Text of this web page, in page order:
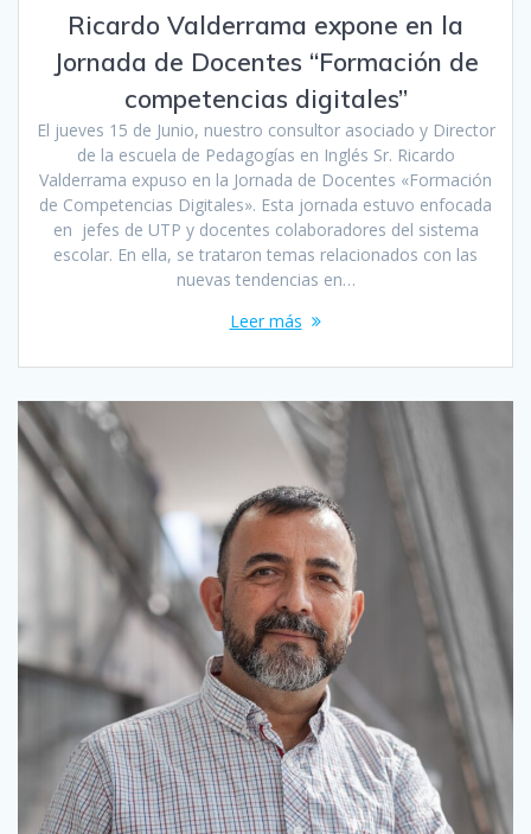
Ricardo Valderrama expone en la
Jornada de Docentes “Formación de
competencias digitales”
El jueves 15 de Junio, nuestro consultor asociado y Director
de la escuela de Pedagogías en Inglés Sr. Ricardo
Valderrama expuso en la Jornada de Docentes «Formación
de Competencias Digitales». Esta jornada estuvo enfocada
en jefes de UTP y docentes colaboradores del sistema
escolar. En ella, se trataron temas relacionados con las
nuevas tendencias en…
Leer más